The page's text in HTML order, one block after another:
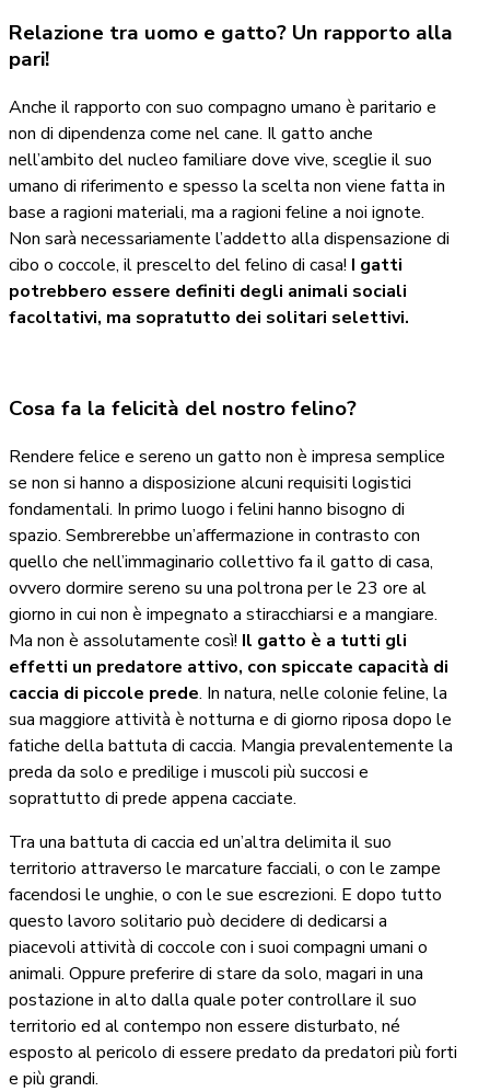
Relazione tra uomo e gatto? Un rapporto alla
pari!
Anche il rapporto con suo compagno umano è paritario e
non di dipendenza come nel cane. Il gatto anche
nell’ambito del nucleo familiare dove vive, sceglie il suo
umano di riferimento e spesso la scelta non viene fatta in
base a ragioni materiali, ma a ragioni feline a noi ignote.
Non sarà necessariamente l’addetto alla dispensazione di
cibo o coccole, il prescelto del felino di casa! I gatti
potrebbero essere definiti degli animali sociali
facoltativi, ma sopratutto dei solitari selettivi.
Cosa fa la felicità del nostro felino?
Rendere felice e sereno un gatto non è impresa semplice
se non si hanno a disposizione alcuni requisiti logistici
fondamentali. In primo luogo i felini hanno bisogno di
spazio. Sembrerebbe un’affermazione in contrasto con
quello che nell’immaginario collettivo fa il gatto di casa,
ovvero dormire sereno su una poltrona per le 23 ore al
giorno in cui non è impegnato a stiracchiarsi e a mangiare.
Ma non è assolutamente così! Il gatto è a tutti gli
effetti un predatore attivo, con spiccate capacità di
caccia di piccole prede. In natura, nelle colonie feline, la
sua maggiore attività è notturna e di giorno riposa dopo le
fatiche della battuta di caccia. Mangia prevalentemente la
preda da solo e predilige i muscoli più succosi e
soprattutto di prede appena cacciate.
Tra una battuta di caccia ed un’altra delimita il suo
territorio attraverso le marcature facciali, o con le zampe
facendosi le unghie, o con le sue escrezioni. E dopo tutto
questo lavoro solitario può decidere di dedicarsi a
piacevoli attività di coccole con i suoi compagni umani o
animali. Oppure preferire di stare da solo, magari in una
postazione in alto dalla quale poter controllare il suo
territorio ed al contempo non essere disturbato, né
esposto al pericolo di essere predato da predatori più forti
e più grandi.